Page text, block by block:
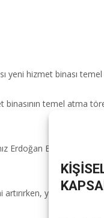
yeni hizmet binası
temel atma
Bıyık, Meclis
yeni hizmet